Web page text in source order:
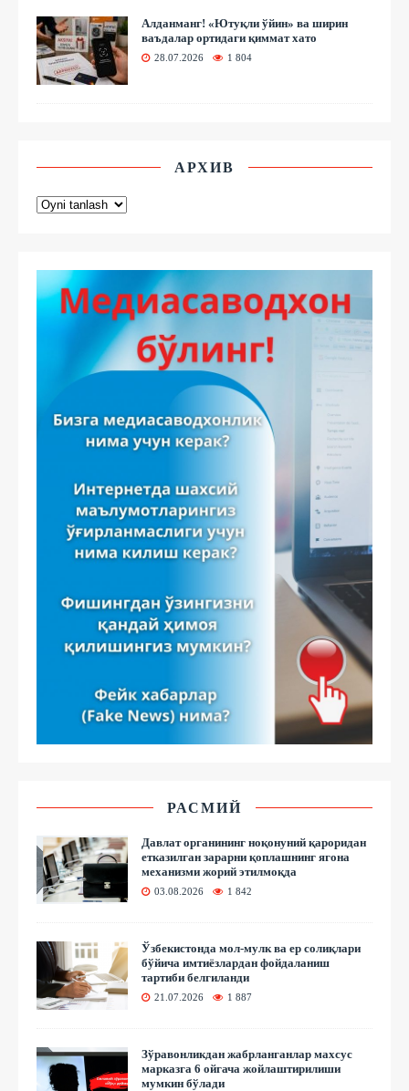
Алданманг! «Ютуқли ўйин» ва ширин
ваъдалар ортидаги қиммат хато
28.07.2026 1 804
АРХИВ
РАСМИЙ
Давлат органининг ноқонуний қароридан
етказилган зарарни қоплашнинг ягона
механизми жорий этилмоқда
03.08.2026 1 842
Ўзбекистонда мол-мулк ва ер солиқлари
бўйича имтиёзлардан фойдаланиш
тартиби белгиланди
21.07.2026 1 887
Зўравонликдан жабрланганлар махсус
марказга 6 ойгача жойлаштирилиши
мумкин бўлади